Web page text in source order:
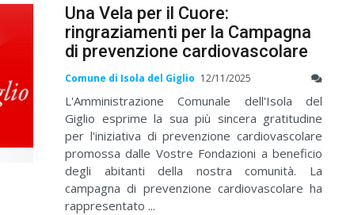
Una Vela per il Cuore:
ringraziamenti per la Campagna
di prevenzione cardiovascolare
Comune di Isola del Giglio 12/11/2025
L'Amministrazione Comunale dell'Isola del
Giglio esprime la sua più sincera gratitudine
per l'iniziativa di prevenzione cardiovascolare
promossa dalle Vostre Fondazioni a beneficio
degli abitanti della nostra comunità. La
campagna di prevenzione cardiovascolare ha
rappresentato ...